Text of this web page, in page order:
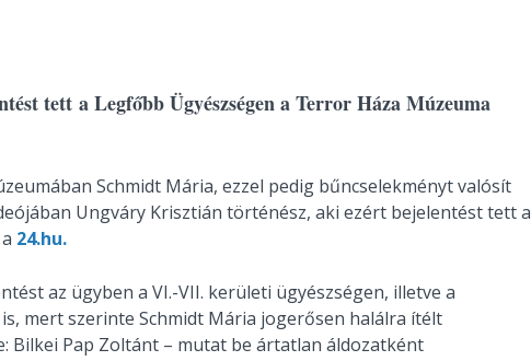
tett a Legfőbb Ügyészségen a Terror Háza Múzeuma
Schmidt Mária, ezzel pedig bűncselekményt valósít
Ungváry Krisztián történész, aki ezért bejelentést tett a
24.hu.
az ügyben a VI.-VII. kerületi ügyészségen, illetve a
mert szerinte Schmidt Mária jogerősen halálra ítélt
Bilkei Pap Zoltánt – mutat be ártatlan áldozatként